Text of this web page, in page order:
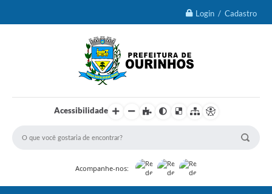
Login / Cadastro
Acessibilidade
Acompanhe-nos: